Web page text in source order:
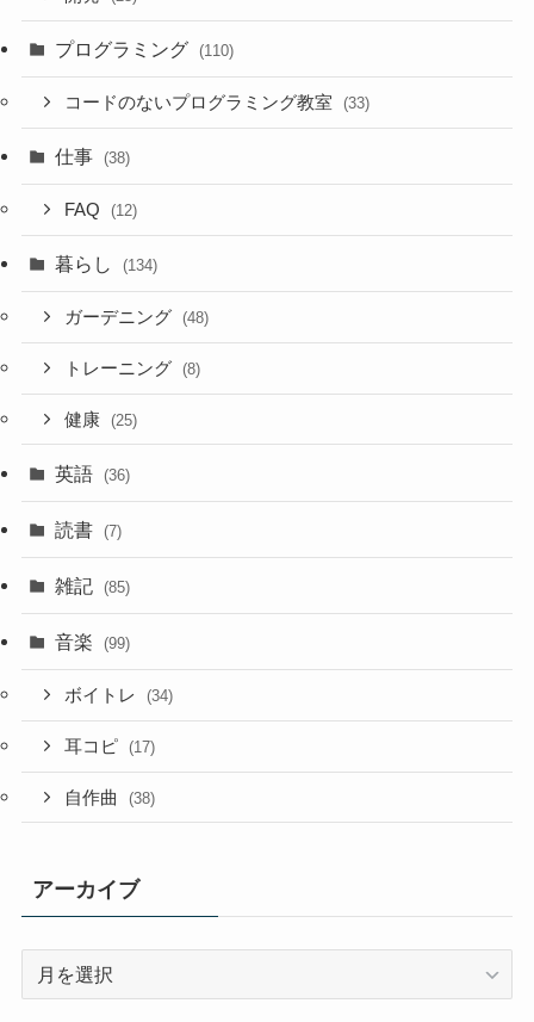
プログラミング (110)
コードのないプログラミング教室 (33)
仕事 (38)
FAQ (12)
暮らし (134)
ガーデニング (48)
トレーニング (8)
健康 (25)
英語 (36)
読書 (7)
雑記 (85)
音楽 (99)
ボイトレ (34)
耳コピ (17)
自作曲 (38)
アーカイブ